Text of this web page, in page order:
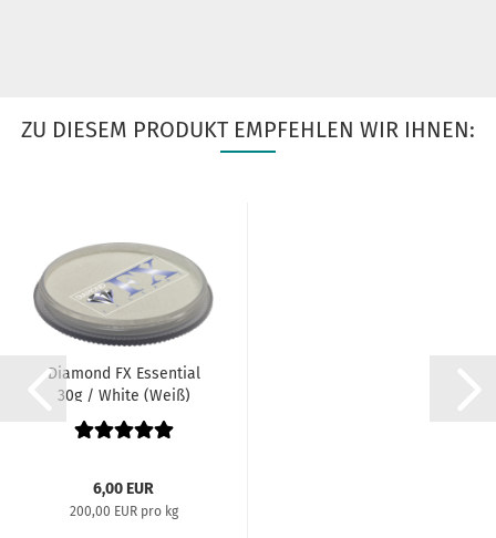
ZU DIESEM PRODUKT EMPFEHLEN WIR IHNEN:
Diamond FX Essential
30g / White (Weiß)
6,00 EUR
200,00 EUR pro kg